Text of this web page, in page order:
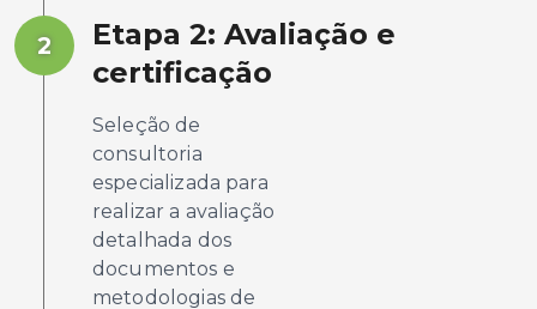
2
Etapa 2: Avaliação e
certificação
Seleção de
consultoria
especializada para
realizar a avaliação
detalhada dos
documentos e
metodologias de